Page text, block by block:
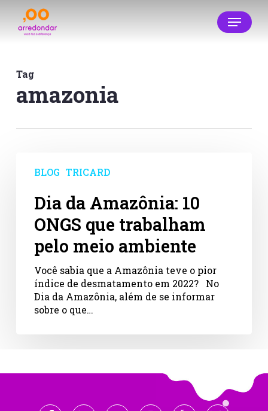
main
Menu
Tag
amazonia
ONGS
trabalham
ambiente
BLOG TRICARD
Dia da Amazônia: 10
ONGS que trabalham
pelo meio ambiente
Você sabia que a Amazônia teve o pior
índice de desmatamento em 2022? No
Dia da Amazônia, além de se informar
sobre o que…
Close